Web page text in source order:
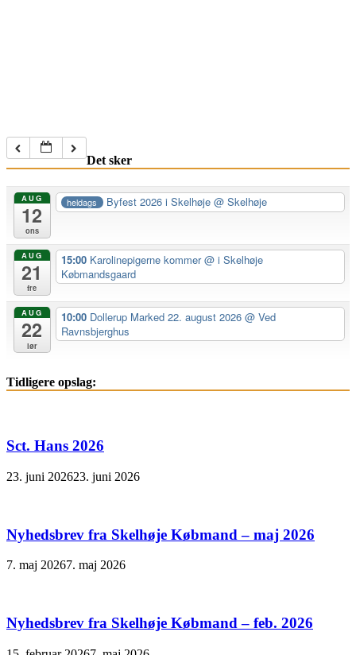
Det sker
AUG
12
ons
heldags Byfest 2026 i Skelhøje@ Skelhøje
AUG
21
fre
15:00 Karolinepigerne kommer@ i Skelhøje
Købmandsgaard
AUG
22
lør
10:00 Dollerup Marked 22. august 2026 @ Ved
Ravnsbjerghus
Tidligere opslag:
Sct. Hans 2026
23. juni 202623. juni 2026
Nyhedsbrev fra Skelhøje Købmand – maj 2026
7. maj 20267. maj 2026
Nyhedsbrev fra Skelhøje Købmand – feb. 2026